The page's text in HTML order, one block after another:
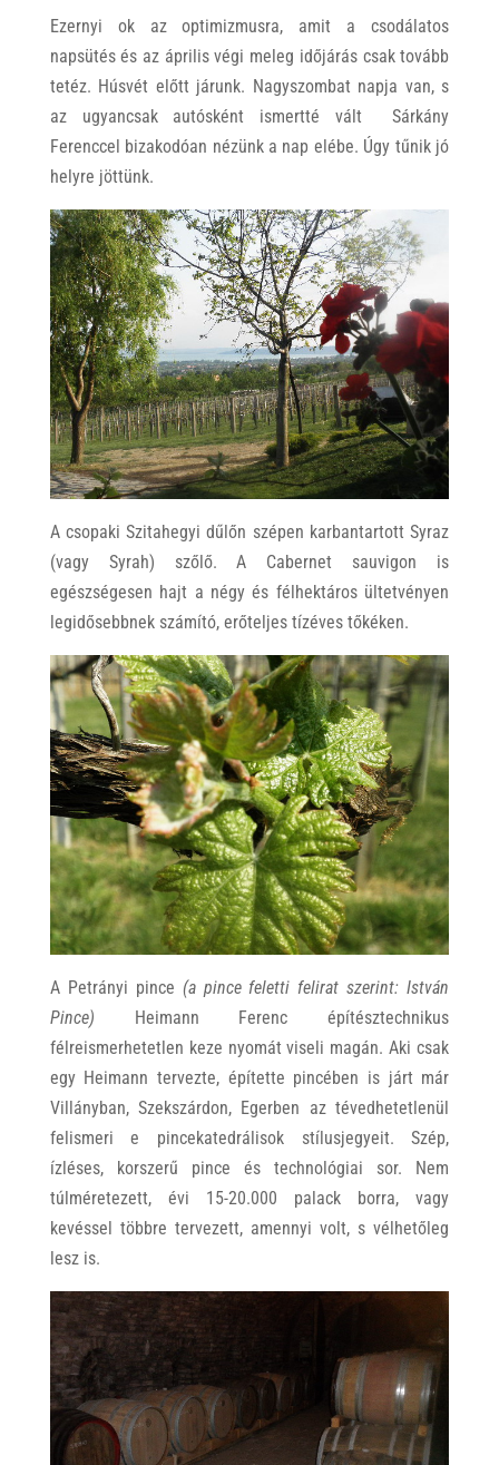
Ezernyi ok az optimizmusra, amit a csodálatos
napsütés és az április végi meleg időjárás csak tovább
tetéz. Húsvét előtt járunk. Nagyszombat napja van, s
az ugyancsak autósként ismertté vált Sárkány
Ferenccel bizakodóan nézünk a nap elébe. Úgy tűnik jó
helyre jöttünk.
A csopaki Szitahegyi dűlőn szépen karbantartott Syraz
(vagy Syrah) szőlő. A Cabernet sauvigon is
egészségesen hajt a négy és félhektáros ültetvényen
legidősebbnek számító, erőteljes tízéves tőkéken.
A Petrányi pince (a pince feletti felirat szerint: István
Pince) Heimann Ferenc építésztechnikus
félreismerhetetlen keze nyomát viseli magán. Aki csak
egy Heimann tervezte, építette pincében is járt már
Villányban, Szekszárdon, Egerben az tévedhetetlenül
felismeri e pincekatedrálisok stílusjegyeit. Szép,
ízléses, korszerű pince és technológiai sor. Nem
túlméretezett, évi 15-20.000 palack borra, vagy
kevéssel többre tervezett, amennyi volt, s vélhetőleg
lesz is.